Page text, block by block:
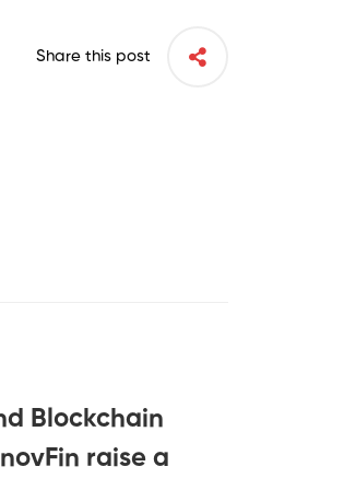
Share this post
Blockchain
raise a